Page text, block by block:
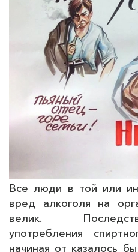
Все люди в той или
вред алкоголя на
велик.
употребления
начиная от казалось